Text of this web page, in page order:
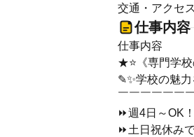
交通・アクセ
仕事内容
仕事内容
★⭐《専門学
✎✨学校の魅
￣￣￣￣￣￣
⏩週4日～OK
⏩土日祝休み